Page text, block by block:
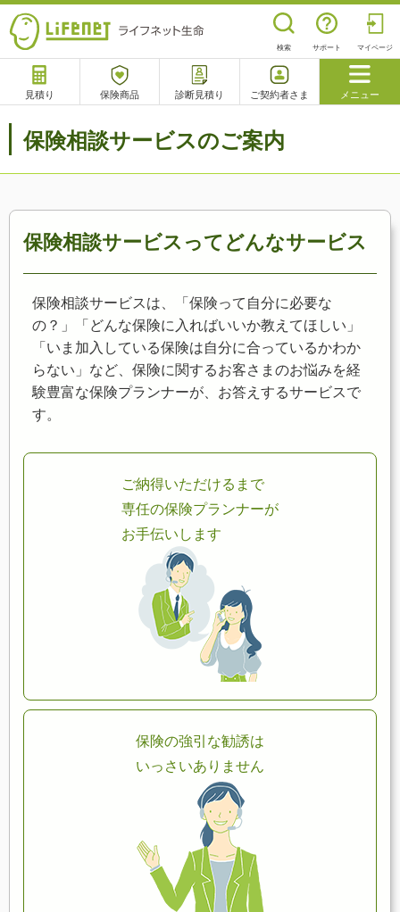
検索 サポート マイページ
見積り 保険商品 診断見積り ご契約者さま メニュー
サポート
保険相談サービスのご案内
保険相談サービスってどんなサービス
保険相談サービスは、「保険って自分に必要な
の？」「どんな保険に入ればいいか教えてほしい」
「いま加入している保険は自分に合っているかわか
らない」など、保険に関するお客さまのお悩みを経
験豊富な保険プランナーが、お答えするサービスで
す。
ご納得いただけるまで
専任の保険プランナーが
お手伝いします
保険の強引な勧誘は
いっさいありません